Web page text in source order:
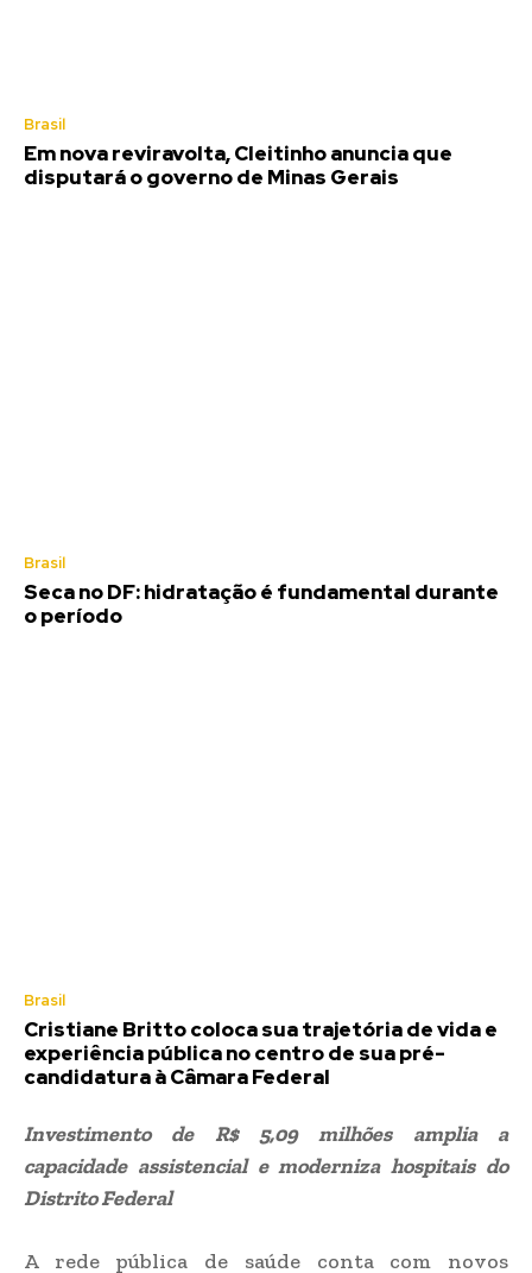
Brasil
Em nova reviravolta, Cleitinho anuncia que
disputará o governo de Minas Gerais
Brasil
Seca no DF: hidratação é fundamental durante
o período
Brasil
Cristiane Britto coloca sua trajetória de vida e
experiência pública no centro de sua pré-
candidatura à Câmara Federal
Investimento de R$ 5,09 milhões amplia a
capacidade assistencial e moderniza hospitais do
Distrito Federal
A rede pública de saúde conta com novos